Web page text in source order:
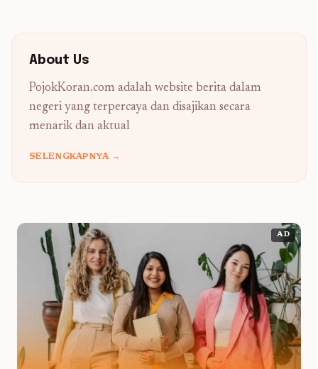
About Us
PojokKoran.com adalah website berita dalam
negeri yang terpercaya dan disajikan secara
menarik dan aktual
SELENGKAPNYA →
AD